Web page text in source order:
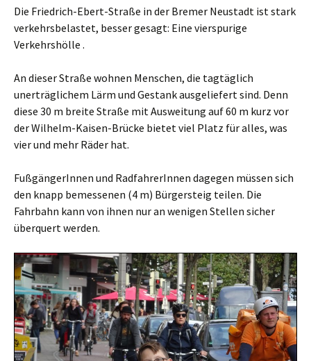
Die Friedrich-Ebert-Straße in der Bremer Neustadt ist stark
verkehrsbelastet, besser gesagt: Eine vierspurige
Verkehrshölle .
An dieser Straße wohnen Menschen, die tagtäglich
unerträglichem Lärm und Gestank ausgeliefert sind. Denn
diese 30 m breite Straße mit Ausweitung auf 60 m kurz vor
der Wilhelm-Kaisen-Brücke bietet viel Platz für alles, was
vier und mehr Räder hat.
FußgängerInnen und RadfahrerInnen dagegen müssen sich
den knapp bemessenen (4 m) Bürgersteig teilen. Die
Fahrbahn kann von ihnen nur an wenigen Stellen sicher
überquert werden.